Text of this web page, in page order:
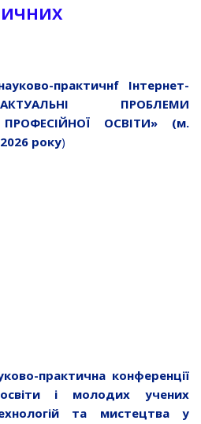
практичнf Інтернет-
ПРОБЛЕМИ
ОСВІТИ» (м.
року)
практична конференції
і молодих учених
та мистецтва у